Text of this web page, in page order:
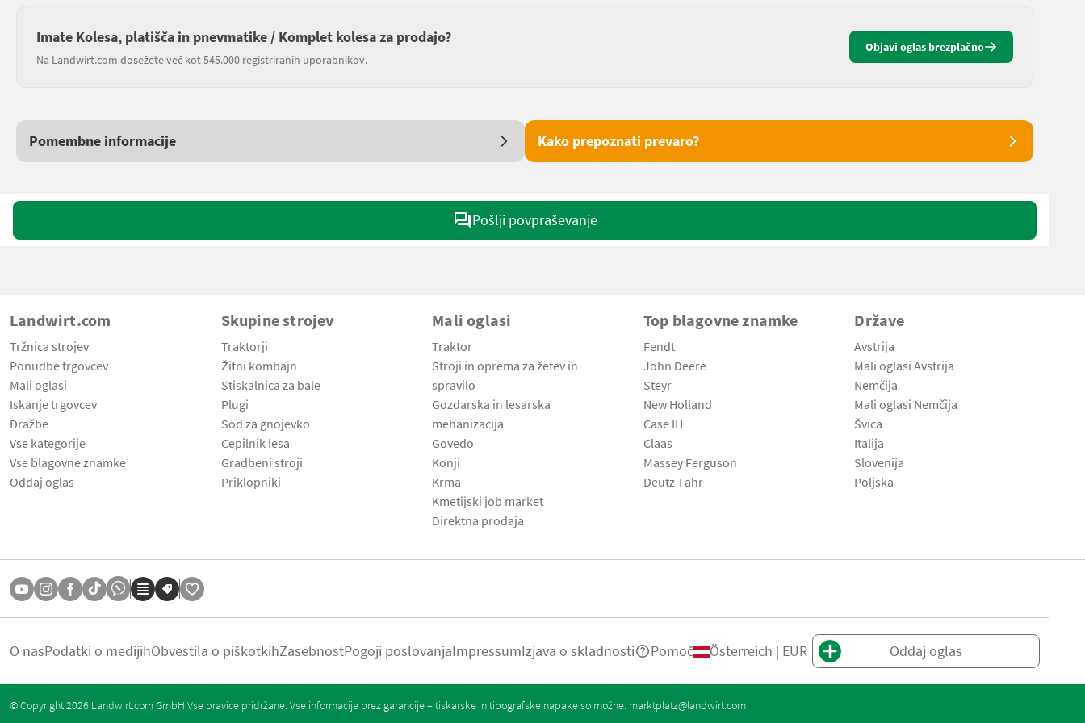
Imate Kolesa, platišča in pnevmatike / Komplet kolesa za prodajo?
Na Landwirt.com dosežete več kot 545.000 registriranih uporabnikov.
Objavi oglas brezplačno
Pomembne informacije Kako prepoznati prevaro?
Pošlji povpraševanje
Landwirt.com
Tržnica strojev
Ponudbe trgovcev
Mali oglasi
Iskanje trgovcev
Dražbe
Vse kategorije
Vse blagovne znamke
Oddaj oglas
Skupine strojev
Traktorji
Žitni kombajn
Stiskalnica za bale
Plugi
Sod za gnojevko
Cepilnik lesa
Gradbeni stroji
Priklopniki
Mali oglasi
Traktor
Stroji in oprema za žetev in
spravilo
Gozdarska in lesarska
mehanizacija
Govedo
Konji
Krma
Kmetijski job market
Direktna prodaja
Top blagovne znamke
Fendt
John Deere
Steyr
New Holland
Case IH
Claas
Massey Ferguson
Deutz-Fahr
Države
Avstrija
Mali oglasi Avstrija
Nemčija
Mali oglasi Nemčija
Švica
Italija
Slovenija
Poljska
O nasPodatki o medijihObvestila o piškotkihZasebnostPogoji poslovanjaImpressumIzjava o skladnosti Pomoč Österreich | EUR Oddaj oglas
© Copyright 2026 Landwirt.com GmbH Vse pravice pridržane. Vse informacije brez garancije – tiskarske in tipografske napake so možne. marktplatz@landwirt.com